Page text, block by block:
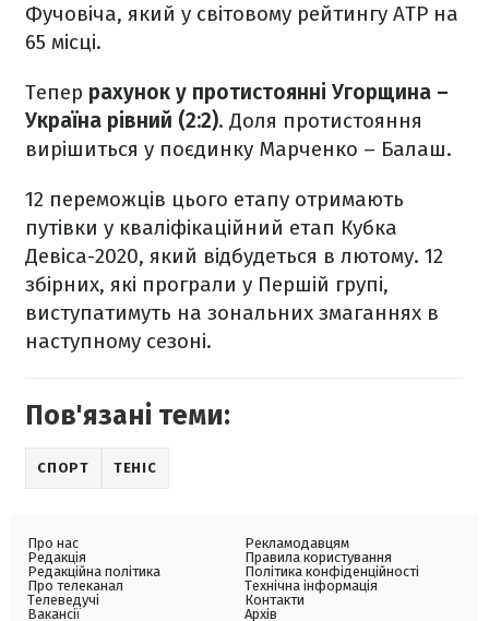
Фучовіча, який у світовому рейтингу ATP на
65 місці.
Тепер рахунок у протистоянні Угорщина –
Україна рівний (2:2). Доля протистояння
вирішиться у поєдинку Марченко – Балаш.
12 переможців цього етапу отримають
путівки у кваліфікаційний етап Кубка
Девіса-2020, який відбудеться в лютому. 12
збірних, які програли у Першій групі,
виступатимуть на зональних змаганнях в
наступному сезоні.
Пов'язані теми:
СПОРТ ТЕНІС
Про нас
Редакція
Редакційна політика
Про телеканал
Телеведучі
Вакансії
Рекламодавцям
Правила користування
Політика конфіденційності
Технічна інформація
Контакти
Архів